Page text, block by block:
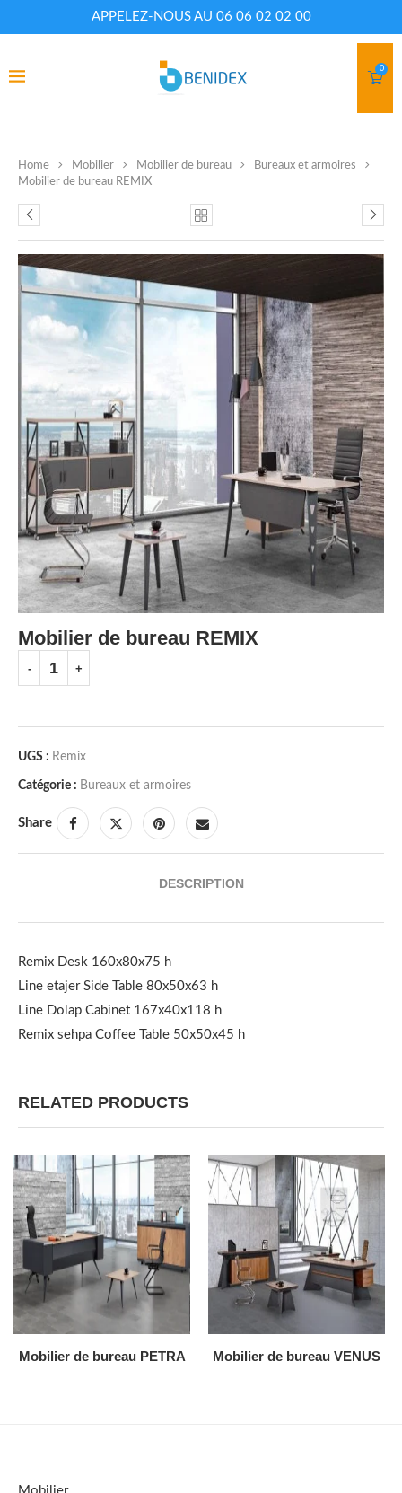
APPELEZ-NOUS AU 06 06 02 02 00
0
Home Mobilier Mobilier de bureau
Bureaux et armoires
Mobilier de bureau REMIX
Mobilier de bureau REMIX
UGS : Remix
Catégorie : Bureaux et armoires
Share
DESCRIPTION
Remix Desk 160x80x75 h
Line etajer Side Table 80x50x63 h
Line Dolap Cabinet 167x40x118 h
Remix sehpa Coffee Table 50x50x45 h
RELATED PRODUCTS
AJOUTER AU DEVIS
Mobilier de bureau PETRA AJOUTER AU DEVIS
Mobilier de bureau VENUS